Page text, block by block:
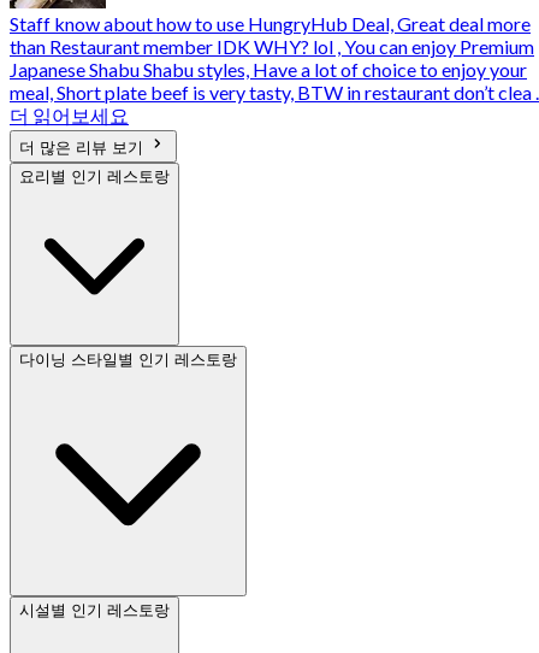
Staff know about how to use HungryHub Deal, Great deal more
than Restaurant member IDK WHY? lol , You can enjoy Premium
Japanese Shabu Shabu styles, Have a lot of choice to enjoy your
meal, Short plate beef is very tasty, BTW in restaurant don’t clea
더 읽어보세요
더 많은 리뷰 보기
요리별 인기 레스토랑
다이닝 스타일별 인기 레스토랑
시설별 인기 레스토랑